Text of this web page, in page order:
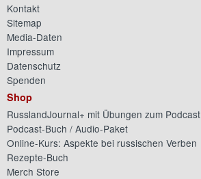
Kontakt
Sitemap
Media-Daten
Impressum
Datenschutz
Spenden
Shop
RusslandJournal+ mit Übungen zum Podcast
Podcast-Buch / Audio-Paket
Online-Kurs: Aspekte bei russischen Verben
Rezepte-Buch
Merch Store